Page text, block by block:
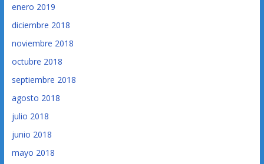
enero 2019
diciembre 2018
noviembre 2018
octubre 2018
septiembre 2018
agosto 2018
julio 2018
junio 2018
mayo 2018